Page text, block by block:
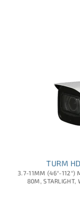
TURM
3.7-11MM (46°-112°)
80M, STARLIGHT,